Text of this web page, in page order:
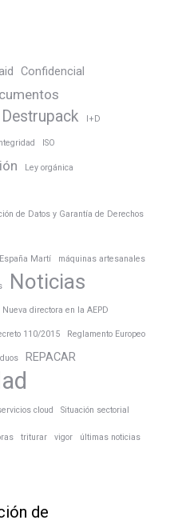
Confidencial
Destrupack I+D
ISO
Ley orgánica
de Datos y Garantía de Derechos
Martí máquinas artesanales
Noticias
Nueva directora en la AEPD
110/2015 Reglamento Europeo
REPACAR
cloud Situación sectorial
triturar vigor últimas noticias
de